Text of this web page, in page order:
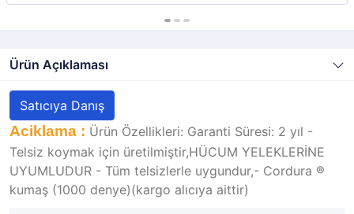
Ürün Açıklaması
Satıcıya Danış
Aciklama : Ürün Özellikleri: Garanti Süresi: 2 yıl -
Telsiz koymak için üretilmiştir,HÜCUM YELEKLERİNE
UYUMLUDUR - Tüm telsizlerle uygundur,- Cordura ®
kumaş (1000 denye)(kargo alıcıya aittir)